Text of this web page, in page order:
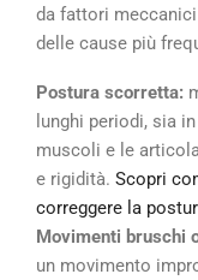
da fattori
delle cause più
Postura scorretta:
lunghi periodi, sia
muscoli e le
e rigidità. Scopri
correggere la
Movimenti bruschi
un movimento